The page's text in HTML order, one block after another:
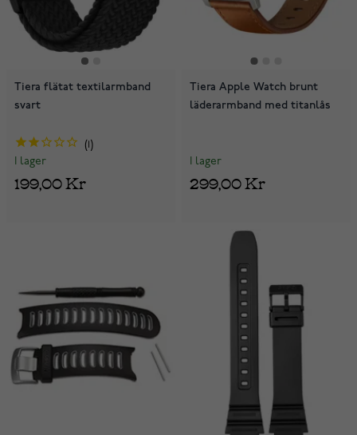
Tiera flätat textilarmband
svart
I lager
199,00 Kr
Tiera Apple Watch brunt
läderarmband med titanlås
I lager
299,00 Kr